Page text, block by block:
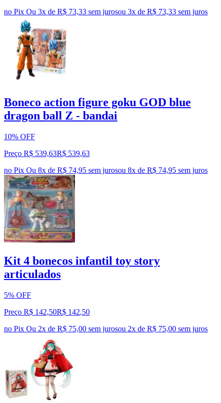
no Pix Ou 3x de R$ 73,33 sem jurosou 3x de R$ 73,33 sem juros
Boneco action figure goku GOD blue
dragon ball Z - bandai
10% OFF
Preço R$ 539,63R$ 539,63
no Pix Ou 8x de R$ 74,95 sem jurosou 8x de R$ 74,95 sem juros
Kit 4 bonecos infantil toy story
articulados
5% OFF
Preço R$ 142,50R$ 142,50
no Pix Ou 2x de R$ 75,00 sem jurosou 2x de R$ 75,00 sem juros